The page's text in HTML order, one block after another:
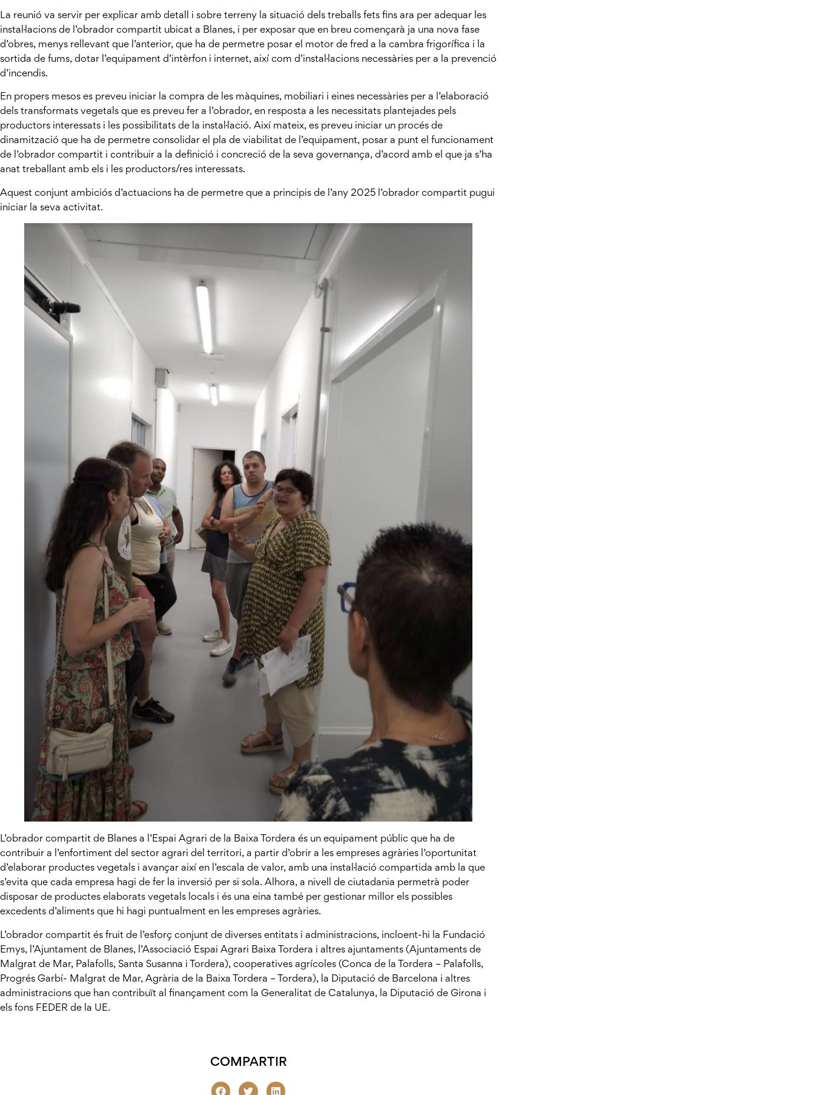
La reunió va servir per explicar amb detall i sobre terreny la situació dels treballs fets fins ara per adequar les
instal·lacions de l’obrador compartit ubicat a Blanes, i per exposar que en breu començarà ja una nova fase
d’obres, menys rellevant que l’anterior, que ha de permetre posar el motor de fred a la cambra frigorífica i la
sortida de fums, dotar l’equipament d’intèrfon i internet, així com d’instal·lacions necessàries per a la prevenció
d’incendis.
En propers mesos es preveu iniciar la compra de les màquines, mobiliari i eines necessàries per a l’elaboració
dels transformats vegetals que es preveu fer a l’obrador, en resposta a les necessitats plantejades pels
productors interessats i les possibilitats de la instal·lació. Així mateix, es preveu iniciar un procés de
dinamització que ha de permetre consolidar el pla de viabilitat de l’equipament, posar a punt el funcionament
de l’obrador compartit i contribuir a la definició i concreció de la seva governança, d’acord amb el que ja s’ha
anat treballant amb els i les productors/res interessats.
Aquest conjunt ambiciós d’actuacions ha de permetre que a principis de l’any 2025 l’obrador compartit pugui
iniciar la seva activitat.
L’obrador compartit de Blanes a l’Espai Agrari de la Baixa Tordera és un equipament públic que ha de
contribuir a l’enfortiment del sector agrari del territori, a partir d’obrir a les empreses agràries l’oportunitat
d’elaborar productes vegetals i avançar així en l’escala de valor, amb una instal·lació compartida amb la que
s’evita que cada empresa hagi de fer la inversió per si sola. Alhora, a nivell de ciutadania permetrà poder
disposar de productes elaborats vegetals locals i és una eina també per gestionar millor els possibles
excedents d’aliments que hi hagi puntualment en les empreses agràries.
L’obrador compartit és fruit de l’esforç conjunt de diverses entitats i administracions, incloent-hi la Fundació
Emys, l’Ajuntament de Blanes, l’Associació Espai Agrari Baixa Tordera i altres ajuntaments (Ajuntaments de
Malgrat de Mar, Palafolls, Santa Susanna i Tordera), cooperatives agrícoles (Conca de la Tordera – Palafolls,
Progrés Garbí- Malgrat de Mar, Agrària de la Baixa Tordera – Tordera), la Diputació de Barcelona i altres
administracions que han contribuït al finançament com la Generalitat de Catalunya, la Diputació de Girona i
els fons FEDER de la UE.
COMPARTIR